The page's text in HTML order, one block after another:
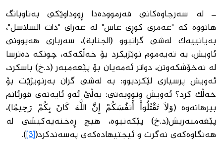
_ لە سەرچاوەكانی فەرموودەدا ڕووداوێكی بەناوبانگ
هاتووە كە "عەمری كوڕی عاس" لە غەزای "ذات السلاسل"،
بەیانییەك لەشی گرانبوو (الجنابة)، سەرباری هەبوونی
ئاویش، بە تەیەموم نوێژیكرد بۆ خەڵكەكە، چونكە دەترسا
لە نەخۆشكەوتن، دواتر ئەمەیان بۆ پێغەمبەر (د.خ) باسكرد،
ئەویش پرسیاری لێكردبوو: بە لەشی گران بەرنویژێت بۆ
خەڵك كرد؟ ئەویش وتوویەتی: بەڵێ ئەو ئایەتەی قورئانم
بیرهاتەوە (وَلاَ تَقْتُلُواْ أَنفُسَكُمْ إِنَّ اللَّهَ كَانَ بِكُمْ رَحِيمًا)،
پێغەمبەریش(د.خ) پێكەنیوە، هیچ ڕەخنەیەكیشی لە
هەنگاوەكەی نەگرت و ئیجتیهادەكەی پەسەندكرد([3]
).